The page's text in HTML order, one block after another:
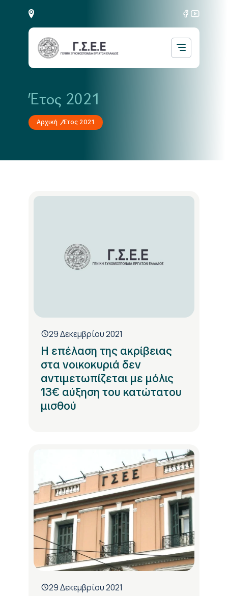
Έτος 2021
Αρχική Έτος 2021
29 Δεκεμβρίου 2021
Η επέλαση της ακρίβειας
στα νοικοκυριά δεν
αντιμετωπίζεται με μόλις
13€ αύξηση του κατώτατου
μισθού
29 Δεκεμβρίου 2021